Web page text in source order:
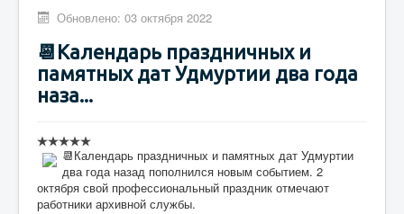
Обновлено: 03 октября 2022
📆Календарь праздничных и
памятных дат Удмуртии два года
наза...
📆Календарь праздничных и памятных дат Удмуртии
два года назад пополнился новым событием. 2
октября свой профессиональный праздник отмечают
работники архивной службы.